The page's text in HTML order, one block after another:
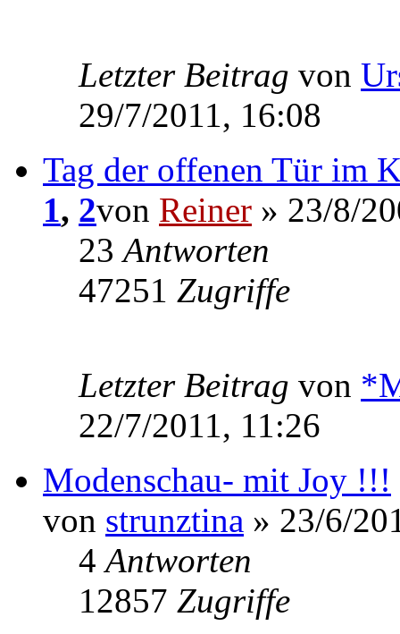
Letzter Beitrag von
29/7/2011, 16:08
Tag der offenen Tür im
1, 2von Reiner » 23/8/
23Antworten
47251 Zugriffe
Letzter Beitrag von
22/7/2011, 11:26
Modenschau- mit Joy !!!
von strunztina » 23/6/
4Antworten
12857 Zugriffe